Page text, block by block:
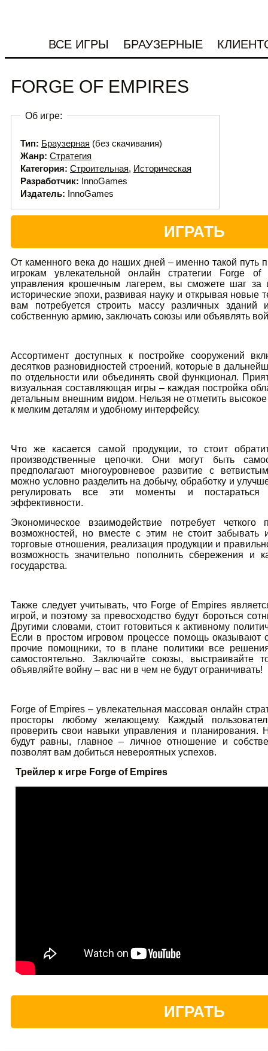
ВСЕ ИГРЫ БРАУЗЕРНЫЕ
FORGE OF EMPIRES
Об игре:
Тип: Браузерная (без скачивания)
Жанр: Стратегия
Категория: Строительная, Историческая
Разработчик: InnoGames
Издатель: InnoGames
ИГРАТЬ
От каменного века до наших дней – именно такой путь
игрокам увлекательной онлайн стратегии Forge
управления крошечным лагерем, вы сможете шаг за
исторические эпохи, развивая науку и открывая новые
вам потребуется строить массу различных зданий
собственную армию, заключать союзы или объявлять
Ассортимент доступных к постройке сооружений
десятков разновидностей строений, которые в
по отдельности или объединять свой функционал.
визуальная составляющая игры – каждая постройка
детальным внешним видом. Нельзя не отметить
к мелким деталям и удобному интерфейсу.
Что же касается самой продукции, то стоит
производственные цепочки. Они могут быть
предполагают многоуровневое развитие с
можно условно разделить на добычу, обработку и
регулировать все эти моменты и постараться
эффективности.
Экономическое взаимодействие потребует
возможностей, но вместе с этим не стоит
торговые отношения, реализация продукции и
возможность значительно пополнить сбережения и
государства.
Также следует учитывать, что Forge of Empires
игрой, и поэтому за превосходство будут бороться
Другими словами, стоит готовиться к активному
Если в простом игровом процессе помощь оказывают
прочие помощники, то в плане политики все
самостоятельно. Заключайте союзы, выстраивайте
объявляйте войну – вас ни в чем не будут ограничивать!
Forge of Empires – увлекательная массовая онлайн
просторы любому желающему. Каждый
проверить свои навыки управления и
будут равны, главное – личное отношение и
позволят вам добиться невероятных успехов.
Трейлер к игре Forge of Empires
ИГРАТЬ